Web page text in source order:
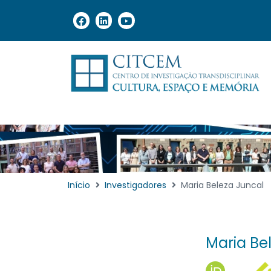
Início Investigadores Maria Beleza Juncal
Maria